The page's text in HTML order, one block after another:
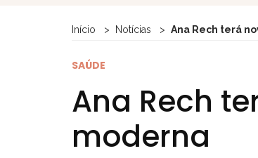
Início Notícias Ana Rech terá
SAÚDE
Ana Rech
moderna